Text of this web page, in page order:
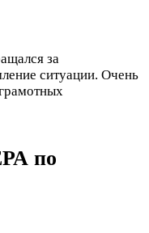
за
ситуации. Очень
по